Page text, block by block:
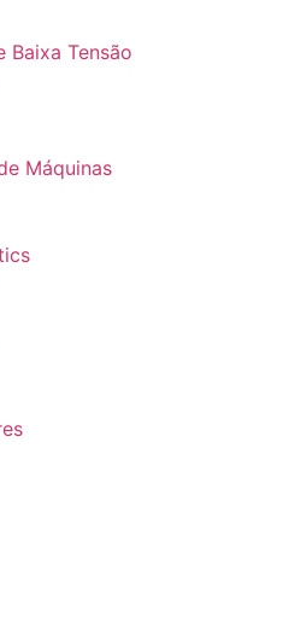
Baixa Tensão
Máquinas